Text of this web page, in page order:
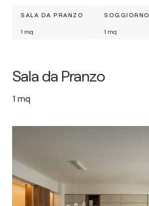
SALA DA PRANZO
1 mq
SOGGIORNO
1 mq
Sala da Pranzo
1 mq